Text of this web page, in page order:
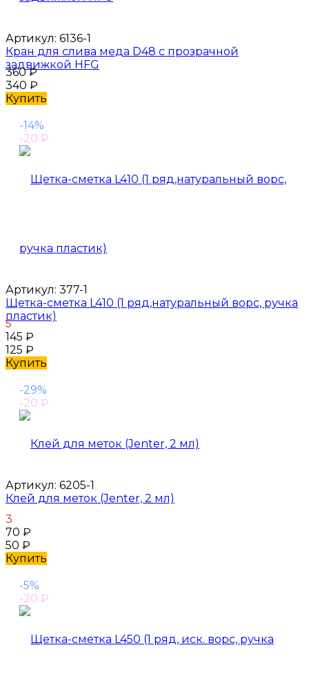
Артикул: 6136-1
Кран для слива меда D48 с прозрачной
задвижкой HFG
360₽
340 ₽
Купить
-14%
-20 ₽
Артикул: 377-1
Щетка-сметка L410 (1 ряд,натуральный ворс, ручка
пластик)
5
145 ₽
125 ₽
Купить
-29%
-20 ₽
Артикул: 6205-1
Клей для меток (Jenter, 2 мл)
3
70 ₽
50 ₽
Купить
-5%
-20 ₽